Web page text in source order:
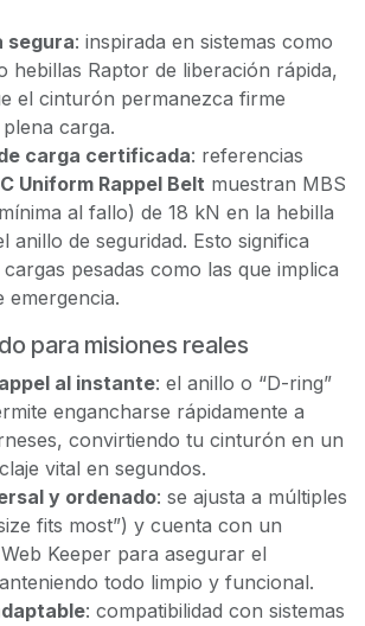
segura: inspirada en sistemas como
hebillas Raptor de liberación rápida,
el cinturón permanezca firme
carga.
carga certificada: referencias
Uniform Rappel Belt muestran MBS
al fallo) de 18 kN en la hebilla
anillo de seguridad. Esto significa
pesadas como las que implica
emergencia.
para misiones reales
al instante: el anillo o “D-ring”
engancharse rápidamente a
convirtiendo tu cinturón en un
vital en segundos.
y ordenado: se ajusta a múltiples
fits most”) y cuenta con un
Keeper para asegurar el
todo limpio y funcional.
: compatibilidad con sistemas